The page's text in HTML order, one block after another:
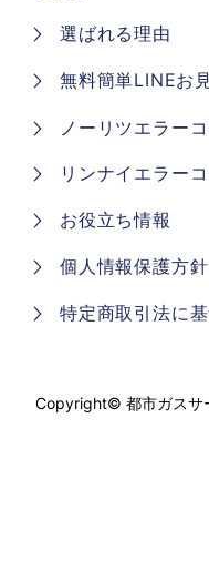
Copyright© 都市ガスサ
個人情報保護方針
お役立ち情報
リンナイエラー
ノーリツエラー
無料簡単LINEお
選ばれる理由
特定商取引法に